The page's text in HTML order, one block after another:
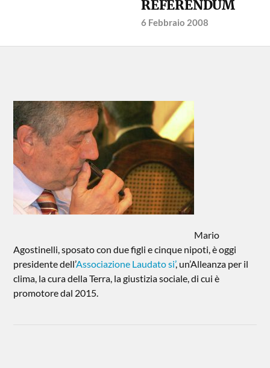
REFERENDUM
6 Febbraio 2008
Mario
Agostinelli, sposato con due figli e cinque nipoti, è oggi
presidente dell’Associazione Laudato si’, un’Alleanza per il
clima, la cura della Terra, la giustizia sociale, di cui è
promotore dal 2015.